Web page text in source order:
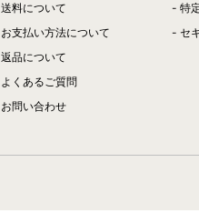
送料について
お支払い方法について
返品について
よくあるご質問
お問い合わせ
特
セ